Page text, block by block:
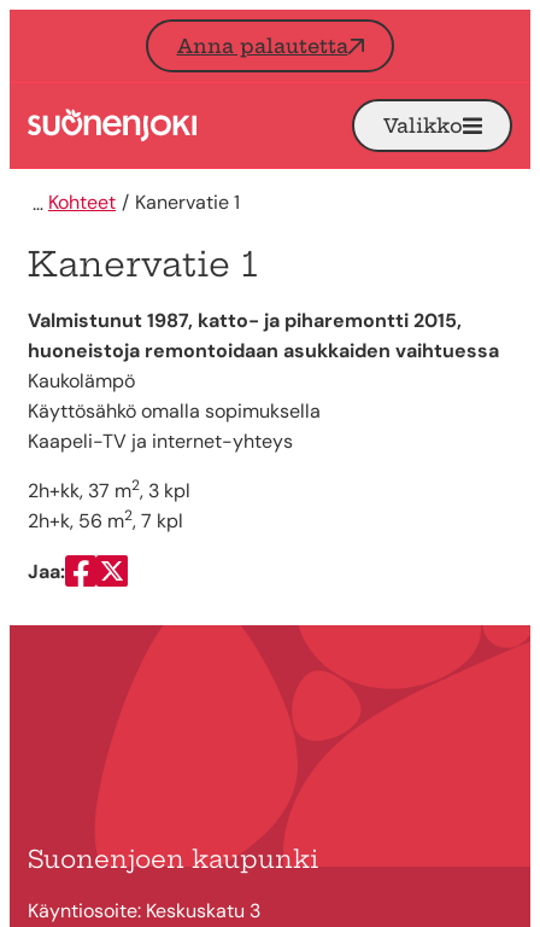
Siirry sisältöön
Anna palautetta
Etusivu Avaa
Valikko
Kohteet Kanervatie 1
Kanervatie 1
Valmistunut 1987, katto- ja piharemontti 2015,
huoneistoja remontoidaan asukkaiden vaihtuessa
Kaukolämpö
Käyttösähkö omalla sopimuksella
Kaapeli-TV ja internet-yhteys
2h+kk, 37 m2, 3 kpl
2h+k, 56 m2, 7 kpl
Jaa:
Jaa Facebookissa
Jaa Twitterissä
Suonenjoen kaupunki
Käyntiosoite: Keskuskatu 3